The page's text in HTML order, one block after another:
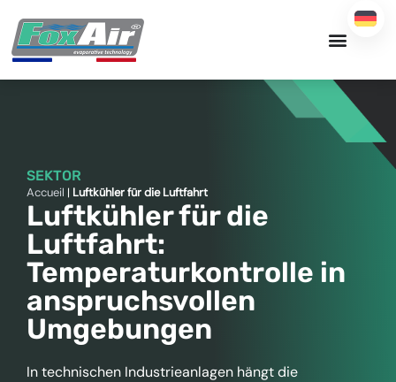
Inhalt
springen
SEKTOR
Accueil | Luftkühler für die Luftfahrt
Luftkühler für die
Luftfahrt:
Temperaturkontrolle in
anspruchsvollen
Umgebungen
In technischen Industrieanlagen hängt die